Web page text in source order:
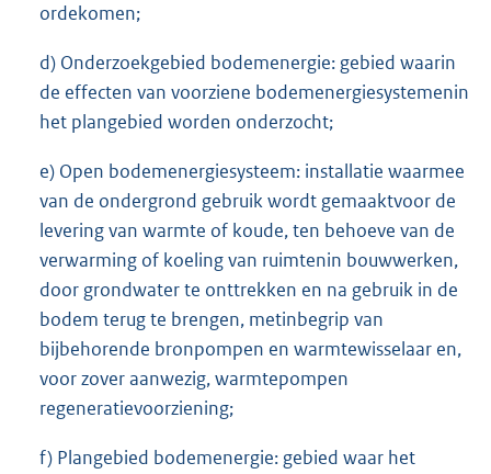
ordekomen;
d) Onderzoekgebied bodemenergie: gebied waarin
de effecten van voorziene bodemenergiesystemenin
het plangebied worden onderzocht;
e) Open bodemenergiesysteem: installatie waarmee
van de ondergrond gebruik wordt gemaaktvoor de
levering van warmte of koude, ten behoeve van de
verwarming of koeling van ruimtenin bouwwerken,
door grondwater te onttrekken en na gebruik in de
bodem terug te brengen, metinbegrip van
bijbehorende bronpompen en warmtewisselaar en,
voor zover aanwezig, warmtepompen
regeneratievoorziening;
f) Plangebied bodemenergie: gebied waar het